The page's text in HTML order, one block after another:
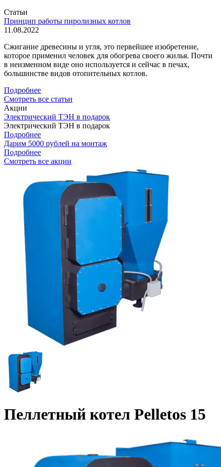
Статьи
Принцип работы пиролизных котлов
11.08.2022
Сжигание древесины и угля, это первейшее изобретение,
которое применил человек для обогрева своего жилья. Почти
в неизменном виде оно используется и сейчас в печах,
большинстве видов отопительных котлов.
Подробнее
Смотреть все статьи
Акции
Электрический ТЭН в подарок
Электрический ТЭН в подарок
Подробнее
Дарим 5000 рублей на монтаж
Подробнее
Смотреть все акции
Пеллетный котел Pelletos 15